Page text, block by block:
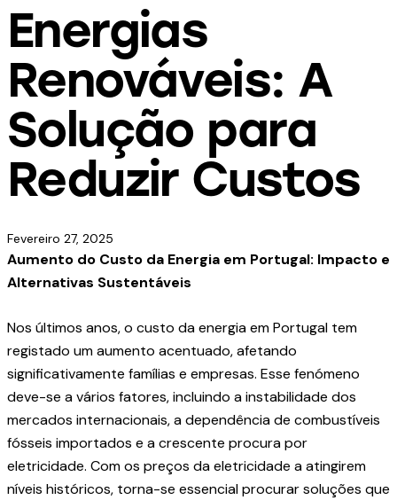
Energias
Renováveis: A
Solução para
Reduzir Custos
Fevereiro 27, 2025
Aumento do Custo da Energia em Portugal: Impacto e
Alternativas Sustentáveis
Nos últimos anos, o custo da energia em Portugal tem
registado um aumento acentuado, afetando
significativamente famílias e empresas. Esse fenómeno
deve-se a vários fatores, incluindo a instabilidade dos
mercados internacionais, a dependência de combustíveis
fósseis importados e a crescente procura por
eletricidade. Com os preços da eletricidade a atingirem
níveis históricos, torna-se essencial procurar soluções que